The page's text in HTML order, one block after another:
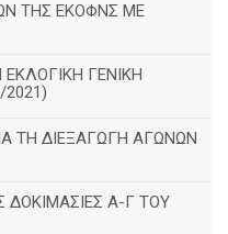
ΤΗΣ ΕΚΟΦΝΣ ΜΕ
ΓΕΝΙΚΗ
ΤΗ ΔΙΕΞΑΓΩΓΗ ΑΓΩΝΩΝ
ΔΟΚΙΜΑΣΙΕΣ Α-Γ ΤΟΥ